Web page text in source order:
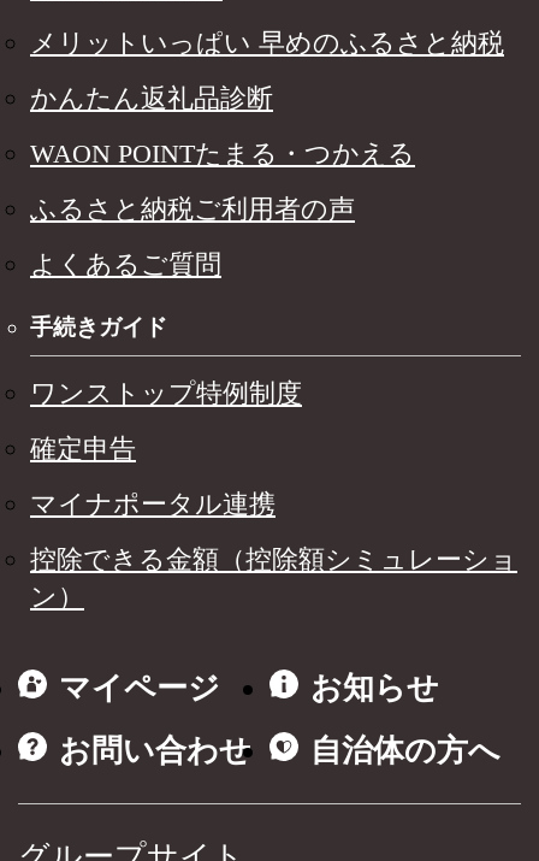
メリットいっぱい 早めのふるさと納税
かんたん返礼品診断
WAON POINTたまる・つかえる
ふるさと納税ご利用者の声
よくあるご質問
手続きガイド
ワンストップ特例制度
確定申告
マイナポータル連携
控除できる金額（控除額シミュレーショ
ン）
マイページ
お知らせ
お問い合わせ
自治体の方へ